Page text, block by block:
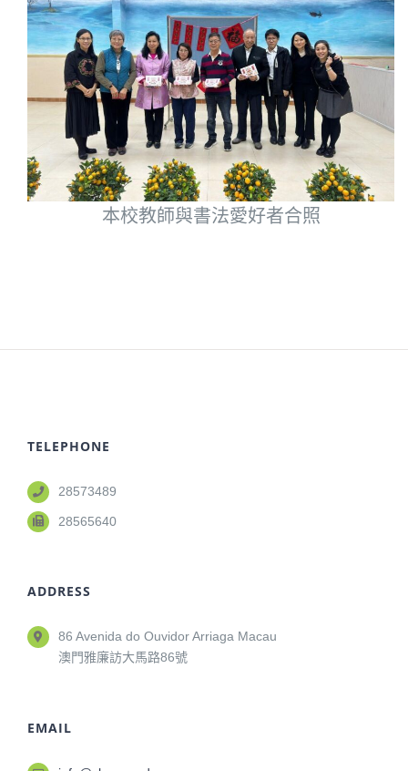
本校教師與書法愛好者合照
TELEPHONE
28573489
28565640
ADDRESS
86 Avenida do Ouvidor Arriaga Macau
澳門雅廉訪大馬路86號
EMAIL